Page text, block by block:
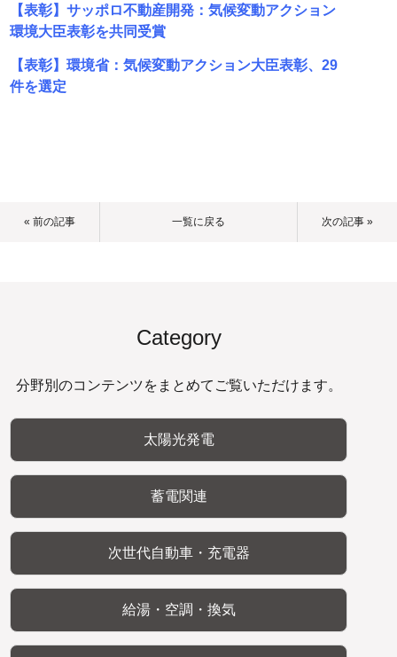
【表彰】サッポロ不動産開発：気候変動アクション
環境大臣表彰を共同受賞
【表彰】環境省：気候変動アクション大臣表彰、29
件を選定
« 前の記事 一覧に戻る 次の記事 »
Category
分野別のコンテンツをまとめてご覧いただけます。
太陽光発電
蓄電関連
次世代自動車・充電器
給湯・空調・換気